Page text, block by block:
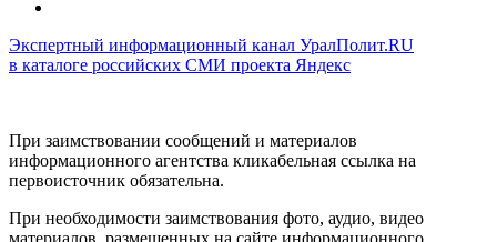
Экспертный информационный канал УралПолит.RU
в каталоге российских СМИ проекта Яндекс
При заимствовании сообщений и материалов
информационного агентства кликабельная ссылка на
первоисточник обязательна.
При необходимости заимствования фото, аудио, видео
материалов, размещенных на сайте информационного